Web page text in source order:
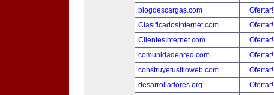
blogdescargas.com
Ofertar!
ClasificadosInternet.com
Ofertar!
ClientesInternet.com
Ofertar!
comunidadenred.com
Ofertar!
construyetusitioweb.com
Ofertar!
desarrolladores.org
Ofertar!